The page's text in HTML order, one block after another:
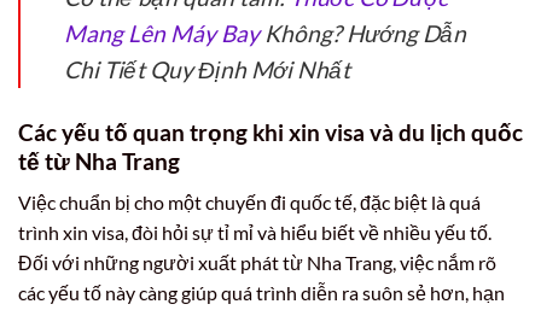
Mang Lên Máy BayKhông? Hướng Dẫn
Chi Tiết Quy Định Mới Nhất
Các yếu tố quan trọng khi xin visa và du lịch quốc
tế từ Nha Trang
Việc chuẩn bị cho một chuyến đi quốc tế, đặc biệt là quá
trình xin visa, đòi hỏi sự tỉ mỉ và hiểu biết về nhiều yếu tố.
Đối với những người xuất phát từ Nha Trang, việc nắm rõ
các yếu tố này càng giúp quá trình diễn ra suôn sẻ hơn, hạn